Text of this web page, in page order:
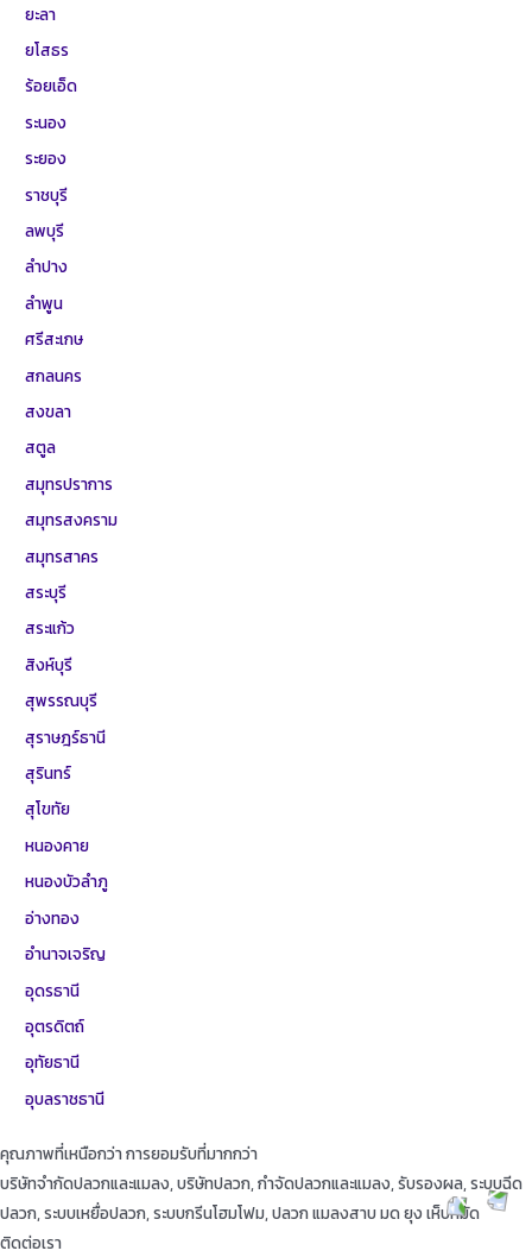
ยะลา
ยโสธร
ร้อยเอ็ด
ระนอง
ระยอง
ราชบุรี
ลพบุรี
ลำปาง
ลำพูน
ศรีสะเกษ
สกลนคร
สงขลา
สตูล
สมุทรปราการ
สมุทรสงคราม
สมุทรสาคร
สระบุรี
สระแก้ว
สิงห์บุรี
สุพรรณบุรี
สุราษฎร์ธานี
สุรินทร์
สุโขทัย
หนองคาย
หนองบัวลำภู
อ่างทอง
อำนาจเจริญ
อุดรธานี
อุตรดิตถ์
อุทัยธานี
อุบลราชธานี
คุณภาพที่เหนือกว่า การยอมรับที่มากกว่า
บริษัทจำกัดปลวกและแมลง, บริษัทปลวก, กำจัดปลวกและแมลง, รับรองผล, ระบบฉีด
ปลวก, ระบบเหยื่อปลวก, ระบบกรีนโฮมโฟม, ปลวก แมลงสาบ มด ยุง เห็บหมัด
ติดต่อเรา